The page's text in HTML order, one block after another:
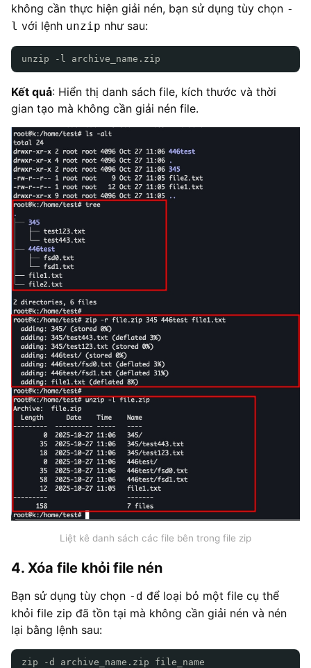
không cần thực hiện giải nén, bạn sử dụng tùy chọn -
l với lệnh unzip như sau:
unzip -l archive_name.zip
Kết quả: Hiển thị danh sách file, kích thước và thời
gian tạo mà không cần giải nén file.
Liệt kê danh sách các file bên trong file zip
4. Xóa file khỏi file nén
Bạn sử dụng tùy chọn -d để loại bỏ một file cụ thể
khỏi file zip đã tồn tại mà không cần giải nén và nén
lại bằng lệnh sau:
zip -d archive_name.zip file_name